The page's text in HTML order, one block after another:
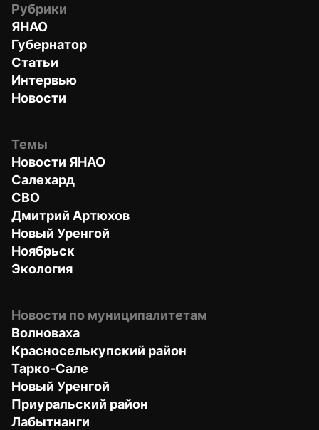
Рубрики
ЯНАО
Губернатор
Статьи
Интервью
Новости
Темы
Новости ЯНАО
Салехард
СВО
Дмитрий Артюхов
Новый Уренгой
Ноябрьск
Экология
Новости по муниципалитетам
Волноваха
Красноселькупский район
Тарко-Сале
Новый Уренгой
Приуральский район
Лабытнанги